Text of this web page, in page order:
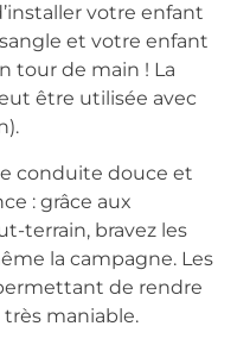
votre enfant
sangle et votre enfant
tour de main ! La
être utilisée avec
conduite douce et
: grâce aux
terrain, bravez les
la campagne. Les
de rendre
très maniable.